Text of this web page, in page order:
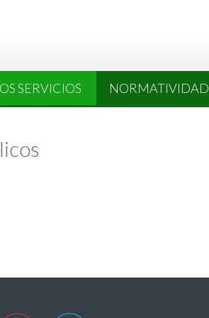
SERVICIOS NORMATIVIDAD